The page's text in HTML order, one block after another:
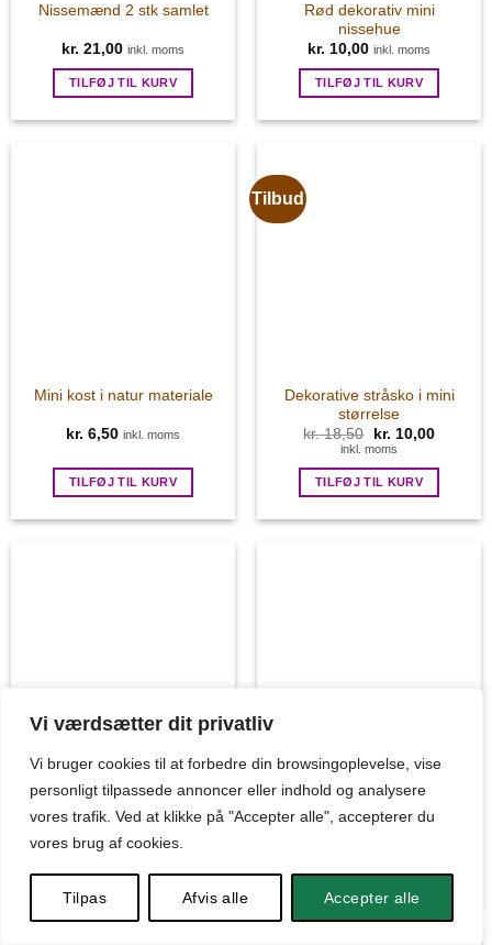
Vi værdsætter dit privatliv
Vi bruger cookies til at forbedre din browsingoplevelse, vise
personligt tilpassede annoncer eller indhold og analysere
vores trafik. Ved at klikke på "Accepter alle", accepterer du
vores brug af cookies.
Tilpas Afvis alle Accepter alle
Nissemænd 2 stk samlet
kr. 21,00 inkl. moms
TILFØJ TIL KURV
Rød dekorativ mini
nissehue
kr. 10,00 inkl. moms
TILFØJ TIL KURV
Mini kost i natur materiale
kr. 6,50 inkl. moms
TILFØJ TIL KURV
Tilbud
Dekorative stråsko i mini
størrelse
kr.18,50
Den
oprindelige
var:
kr. 18,50.
kr. 10,00Den
kr.
inkl. moms
TILFØJ TIL KURV
Mini hegn med græsbund
kr. 10,00
Naturtro grangren med
bær